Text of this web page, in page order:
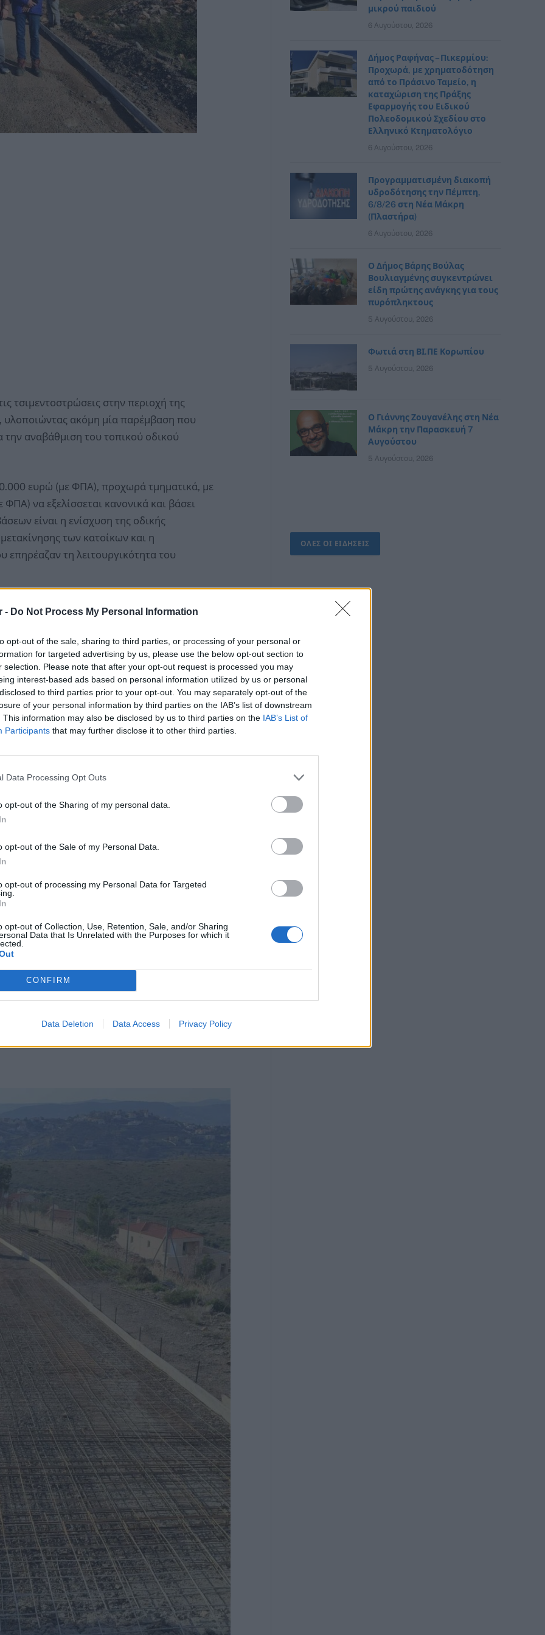
- Do Not Process My Personal Information
opt-out of the sale, sharing to third parties, or processing of your personal or
for targeted advertising by us, please use the below opt-out section to
selection. Please note that after your opt-out request is processed you may
interest-based ads based on personal information utilized by us or personal
to third parties prior to your opt-out. You may separately opt-out of the
of your personal information by third parties on the IAB’s list of downstream
This information may also be disclosed by us to third parties on the IAB’s List of
Participants that may further disclose it to other third parties.
Data Processing Opt Outs
opt-out of the Sharing of my personal data.
opt-out of the Sale of my Personal Data.
opt-out of processing my Personal Data for Targeted
opt-out of Collection, Use, Retention, Sale, and/or Sharing
Data that Is Unrelated with the Purposes for which it
CONFIRM
Data Deletion Data Access Privacy Policy
τσιμεντοστρώσεις στην περιοχή της
ακόμη μία παρέμβαση που
την αναβάθμιση του τοπικού οδικού
ευρώ (με ΦΠΑ), προχωρά τμηματικά, με
να εξελίσσεται κανονικά και βάσει
είναι η ενίσχυση της οδικής
των κατοίκων και η
τη λειτουργικότητα του
αυτοψία στις εργασίες από τους
Σκούφο και Κωνσταντίνα Μακρή,
του Δήμου, Παναγιώτη Καστρίτσιο.
έργου, Δημήτρης Αναγνωστάκης,
και τον συντονισμό με τις τεχνικές
μικρού παιδιού
6 Αυγούστου, 2026
Δήμος Ραφήνας – Πικερμίου:
Προχωρά, με χρηματοδότηση
από το Πράσινο Ταμείο, η
καταχώριση της Πράξης
Εφαρμογής του Ειδικού
Πολεοδομικού Σχεδίου στο
Ελληνικό Κτηματολόγιο
6 Αυγούστου, 2026
Προγραμματισμένη διακοπή
υδροδότησης την Πέμπτη,
6/8/26 στη Νέα Μάκρη
(Πλαστήρα)
6 Αυγούστου, 2026
Ο Δήμος Βάρης Βούλας
Βουλιαγμένης συγκεντρώνει
είδη πρώτης ανάγκης για τους
πυρόπληκτους
5 Αυγούστου, 2026
Φωτιά στη ΒΙ.ΠΕ Κορωπίου
5 Αυγούστου, 2026
Ο Γιάννης Ζουγανέλης στη Νέα
Μάκρη την Παρασκευή 7
Αυγούστου
5 Αυγούστου, 2026
ΟΛΕΣ ΟΙ ΕΙΔΗΣΕΙΣ